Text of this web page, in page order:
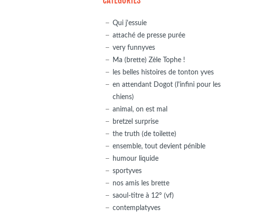
Qui j'essuie
attaché de presse purée
very funnyves
Ma (brette) Zèle Tophe !
les belles histoires de tonton yves
en attendant Dogot (l'infini pour les
chiens)
animal, on est mal
bretzel surprise
the truth (de toilette)
ensemble, tout devient pénible
humour liquide
sportyves
nos amis les brette
saoul-titre à 12° (vf)
contemplatyves